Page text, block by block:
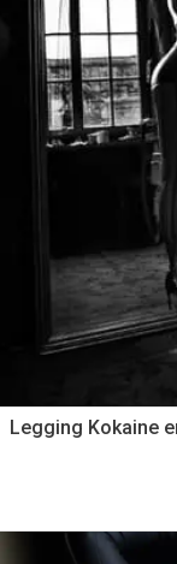
Legging Kokaine